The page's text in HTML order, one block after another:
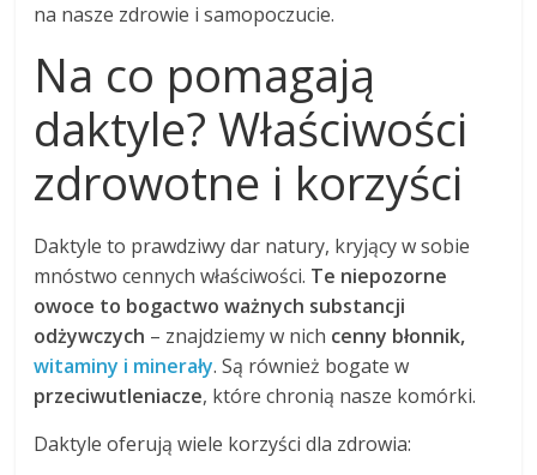
na nasze zdrowie i samopoczucie.
Na co pomagają
daktyle? Właściwości
zdrowotne i korzyści
Daktyle to prawdziwy dar natury, kryjący w sobie
mnóstwo cennych właściwości. Te niepozorne
owoce to bogactwo ważnych substancji
odżywczych – znajdziemy w nich cenny błonnik,
witaminy i minerały. Są również bogate w
przeciwutleniacze, które chronią nasze komórki.
Daktyle oferują wiele korzyści dla zdrowia: